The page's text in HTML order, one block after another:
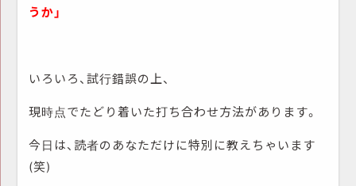
うか」
いろいろ、試行錯誤の上、
現時点でたどり着いた打ち合わせ方法があります。
今日は、読者のあなただけに特別に教えちゃいます
(笑)